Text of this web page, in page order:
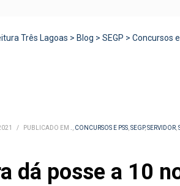
Três Lagoas > Blog > SEGP > Concursos
/ PUBLICADO EM ., CONCURSOS E PSS,SEGP,SERVIDOR,
dá posse a 10